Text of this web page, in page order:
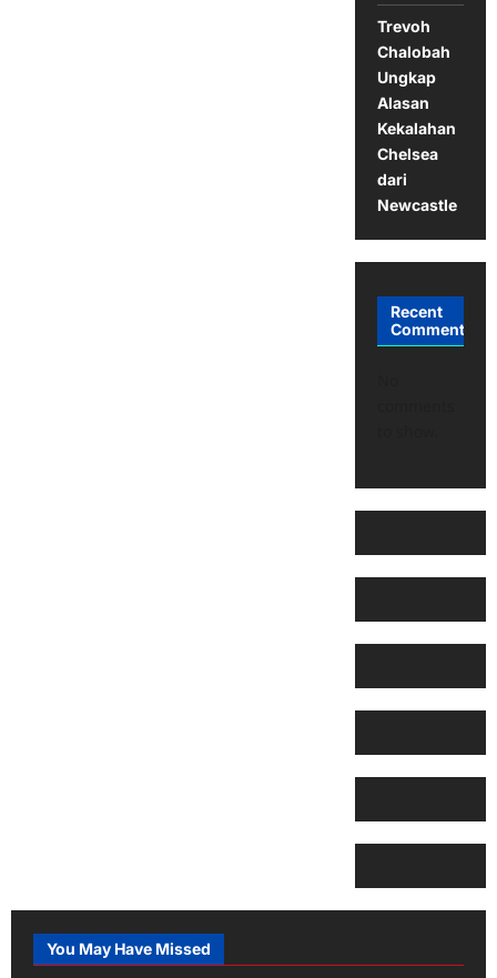
Trevoh
Chalobah
Ungkap
Alasan
Kekalahan
Chelsea
dari
Newcastle
Recent
Comments
You May Have Missed